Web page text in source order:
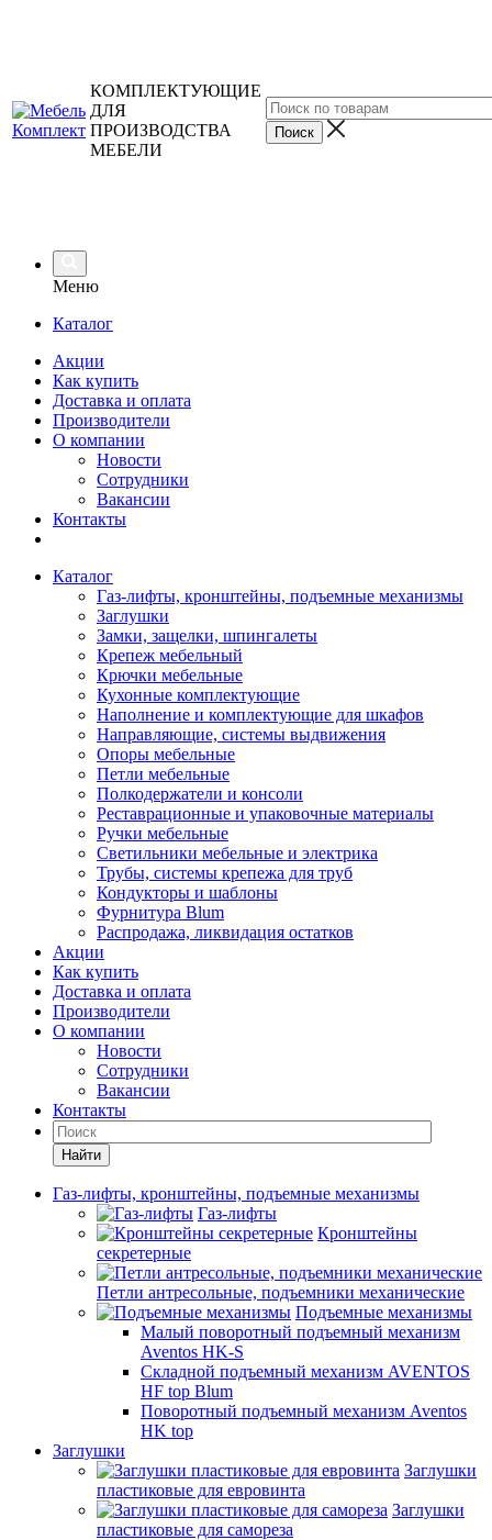
КОМПЛЕКТУЮЩИЕ
ДЛЯ
ПРОИЗВОДСТВА
МЕБЕЛИ
Меню
Каталог
Акции
Как купить
Доставка и оплата
Производители
О компании
Новости
Сотрудники
Вакансии
Контакты
Каталог
Газ-лифты, кронштейны, подъемные механизмы
Заглушки
Замки, защелки, шпингалеты
Крепеж мебельный
Крючки мебельные
Кухонные комплектующие
Наполнение и комплектующие для шкафов
Направляющие, системы выдвижения
Опоры мебельные
Петли мебельные
Полкодержатели и консоли
Реставрационные и упаковочные материалы
Ручки мебельные
Светильники мебельные и электрика
Трубы, системы крепежа для труб
Кондукторы и шаблоны
Фурнитура Blum
Распродажа, ликвидация остатков
Акции
Как купить
Доставка и оплата
Производители
О компании
Новости
Сотрудники
Вакансии
Контакты
Найти
Газ-лифты, кронштейны, подъемные механизмы
Газ-лифты
Кронштейны
секретерные
Петли антресольные, подъемники механические
Подъемные механизмы
Малый поворотный подъемный механизм
Aventos HK-S
Складной подъемный механизм AVENTOS
HF top Blum
Поворотный подъемный механизм Aventos
HK top
Заглушки
Заглушки
пластиковые для евровинта
Заглушки
пластиковые для самореза